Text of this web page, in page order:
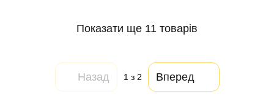
Показати ще 11 товарів
Назад 1 з 2 Вперед